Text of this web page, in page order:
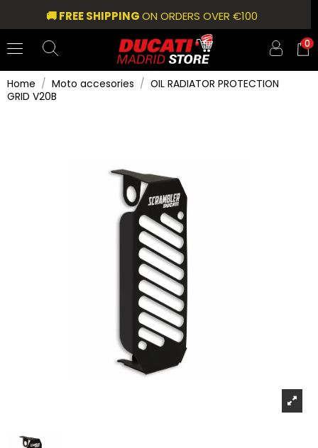
🚚 FREE SHIPPINGON ORDERS OVER €100
0
Home Moto accesories
OIL RADIATOR PROTECTION
GRID V20B